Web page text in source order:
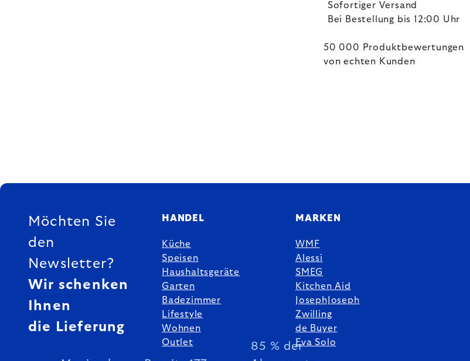
Sofortiger Versand
Bei Bestellung bis 12:00 Uhr
50 000 Produktbewertungen
von echten Kunden
FUSSZEILE
Möchten Sie
den
Newsletter?
Wir schenken
Ihnen
die Lieferung
85 % der
HANDEL
Küche
Speisen
Haushaltsgeräte
Garten
Badezimmer
Lifestyle
Wohnen
Outlet
MARKEN
WMF
Alessi
SMEG
Kitchen Aid
JosephJoseph
Zwilling
de Buyer
Eva Solo